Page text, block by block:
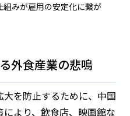
組みが雇用の安定化に繋が
外食産業の悲鳴
を防止するために、中国
より、飲食店、映画館な